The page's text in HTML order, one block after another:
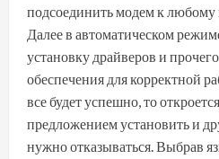
подсоединить модем к
Далее в автоматическом
установку драйверов и
обеспечения для корректной
все будет успешно, то
предложением установить и
нужно отказываться. Выбрав